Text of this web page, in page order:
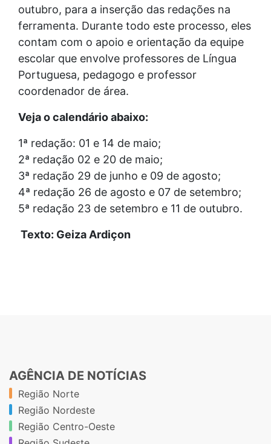
outubro, para a inserção das redações na
ferramenta. Durante todo este processo, eles
contam com o apoio e orientação da equipe
escolar que envolve professores de Língua
Portuguesa, pedagogo e professor
coordenador de área.
Veja o calendário abaixo:
1ª redação: 01 e 14 de maio;
2ª redação 02 e 20 de maio;
3ª redação 29 de junho e 09 de agosto;
4ª redação 26 de agosto e 07 de setembro;
5ª redação 23 de setembro e 11 de outubro.
Texto: Geiza Ardiçon
AGÊNCIA DE NOTÍCIAS
Região Norte
Região Nordeste
Região Centro-Oeste